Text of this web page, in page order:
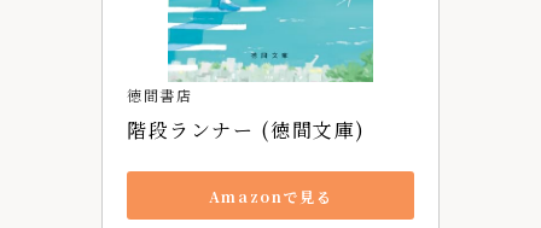
徳間書店
階段ランナー (徳間文庫)
Amazonで見る